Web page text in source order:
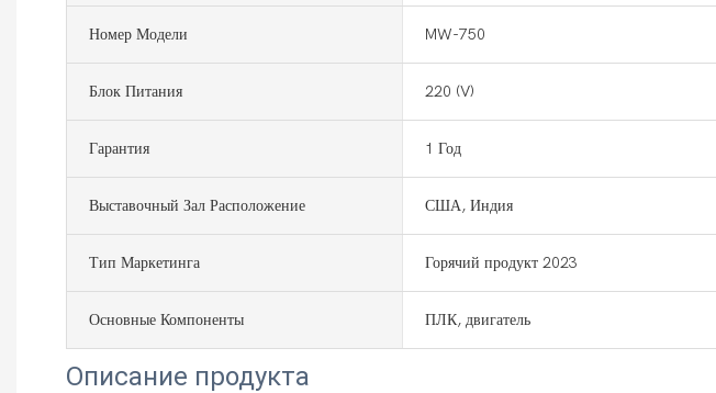
Номер Модели MW-750
Блок Питания 220 (V)
Гарантия 1 Год
Выставочный Зал Расположение США, Индия
Тип Маркетинга Горячий продукт 2023
Основные Компоненты ПЛК, двигатель
Описание продукта